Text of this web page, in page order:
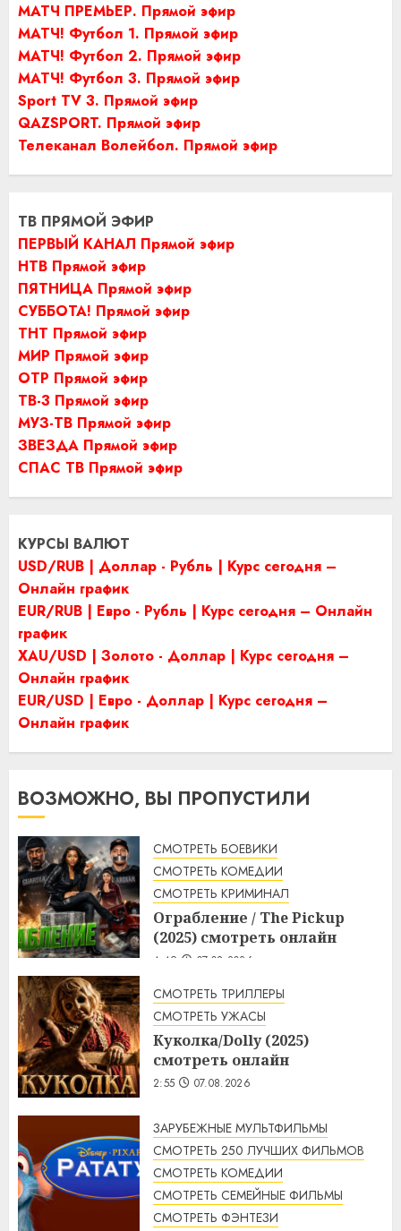
МАТЧ ПРЕМЬЕР. Прямой эфир
МАТЧ! Футбол 1. Прямой эфир
МАТЧ! Футбол 2. Прямой эфир
МАТЧ! Футбол 3. Прямой эфир
Sport TV 3. Прямой эфир
QAZSPORT. Прямой эфир
Телеканал Волейбол. Прямой эфир
ТВ ПРЯМОЙ ЭФИР
ПЕРВЫЙ КАНАЛ Прямой эфир
НТВ Прямой эфир
ПЯТНИЦА Прямой эфир
СУББОТА! Прямой эфир
ТНТ Прямой эфир
МИР Прямой эфир
ОТР Прямой эфир
ТВ-3 Прямой эфир
МУЗ-ТВ Прямой эфир
ЗВЕЗДА Прямой эфир
СПАС ТВ Прямой эфир
КУРСЫ ВАЛЮТ
USD/RUB | Доллар - Рубль | Курс сегодня –
Онлайн график
EUR/RUB | Евро - Рубль | Курс сегодня – Онлайн
график
XAU/USD | Золото - Доллар | Курс сегодня –
Онлайн график
EUR/USD | Евро - Доллар | Курс сегодня –
Онлайн график
ВОЗМОЖНО, ВЫ ПРОПУСТИЛИ
СМОТРЕТЬ БОЕВИКИ
СМОТРЕТЬ КОМЕДИИ
СМОТРЕТЬ КРИМИНАЛ
Ограбление / The Pickup
(2025) смотреть онлайн
4:49 07.08.2026
СМОТРЕТЬ ТРИЛЛЕРЫ
СМОТРЕТЬ УЖАСЫ
Куколка/Dolly (2025)
смотреть онлайн
2:55 07.08.2026
ЗАРУБЕЖНЫЕ МУЛЬТФИЛЬМЫ
СМОТРЕТЬ 250 ЛУЧШИХ ФИЛЬМОВ
СМОТРЕТЬ КОМЕДИИ
СМОТРЕТЬ СЕМЕЙНЫЕ ФИЛЬМЫ
СМОТРЕТЬ ФЭНТЕЗИ